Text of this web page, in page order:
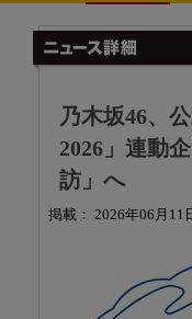
乃木坂46、
2026」連動
訪」へ
掲載： 2026年06月11